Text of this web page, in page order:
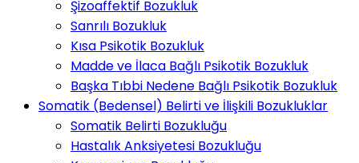
Şizoaffektif Bozukluk
Sanrılı Bozukluk
Kısa Psikotik Bozukluk
Madde ve İlaca Bağlı Psikotik Bozukluk
Başka Tıbbi Nedene Bağlı Psikotik Bozukluk
Somatik (Bedensel) Belirti ve İlişkili Bozukluklar
Somatik Belirti Bozukluğu
Hastalık Anksiyetesi Bozukluğu